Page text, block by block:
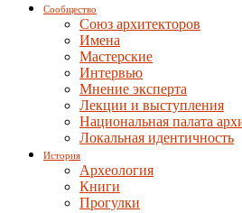
Сообщество
Союз архитекторов
Имена
Мастерские
Интервью
Мнение эксперта
Лекции и выступления
Национальная палата
Локальная идентичность
История
Археология
Книги
Прогулки